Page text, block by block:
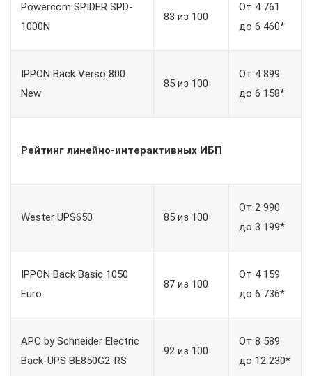
Powercom SPIDER SPD-
1000N
83 из 100
От 4 761
до 6 460*
IPPON Back Verso 800
New
85 из 100
От 4 899
до 6 158*
Рейтинг линейно-интерактивных ИБП
Wester UPS650 85 из 100
От 2 990
до 3 199*
IPPON Back Basic 1050
Euro
87 из 100
От 4 159
до 6 736*
APC by Schneider Electric
Back-UPS BE850G2-RS
92 из 100
От 8 589
до 12 230*